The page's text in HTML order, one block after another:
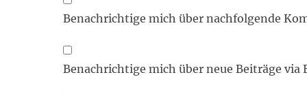
Benachrichtige mich über nachfolgende
Benachrichtige mich über neue Beiträge via